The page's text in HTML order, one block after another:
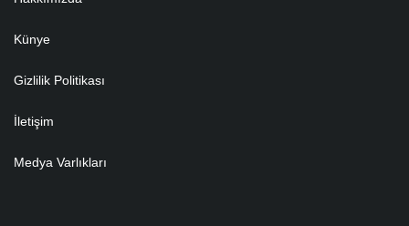
Künye
Gizlilik Politikası
İletişim
Medya Varlıkları